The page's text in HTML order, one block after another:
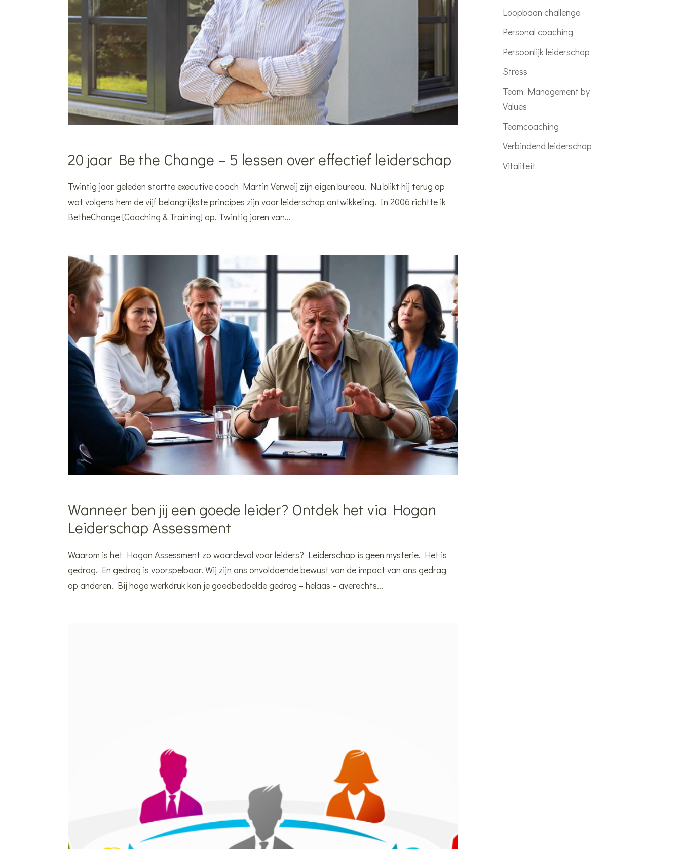
20 jaar Be the Change – 5 lessen over effectief leiderschap
Twintig jaar geleden startte executive coach Martin Verweij zijn eigen bureau. Nu blikt hij terug op
wat volgens hem de vijf belangrijkste principes zijn voor leiderschap ontwikkeling. In 2006 richtte ik
BetheChange [Coaching & Training] op. Twintig jaren van...
Wanneer ben jij een goede leider? Ontdek het via Hogan
Leiderschap Assessment
Waarom is het Hogan Assessment zo waardevol voor leiders? Leiderschap is geen mysterie. Het is
gedrag. En gedrag is voorspelbaar. Wij zijn ons onvoldoende bewust van de impact van ons gedrag
op anderen. Bij hoge werkdruk kan je goedbedoelde gedrag – helaas – averechts...
Loopbaan challenge
Personal coaching
Persoonlijk leiderschap
Stress
Team Management by
Values
Teamcoaching
Verbindend leiderschap
Vitaliteit